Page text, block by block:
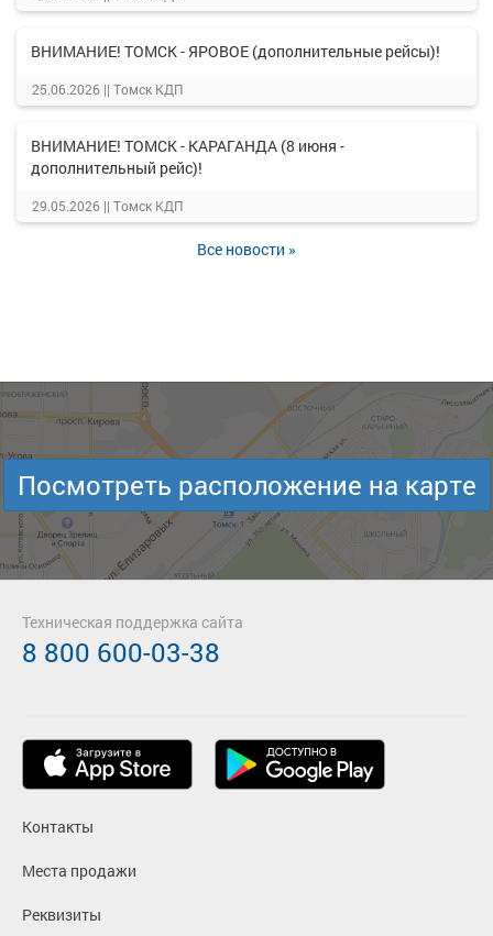
ВНИМАНИЕ! ТОМСК - ЯРОВОЕ (дополнительные рейсы)!
25.06.2026 || Томск КДП
ВНИМАНИЕ! ТОМСК - КАРАГАНДА (8 июня -
дополнительный рейс)!
29.05.2026 || Томск КДП
Все новости »
Посмотреть расположение на карте
Контакты
Места продажи
Реквизиты
Техническая поддержка сайта
8 800 600-03-38